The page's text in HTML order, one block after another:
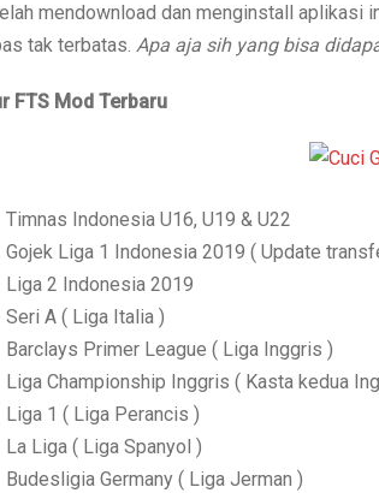
mendownload dan menginstall aplikasi
tak terbatas. Apa aja sih yang bisa
FTS Mod Terbaru
Timnas Indonesia U16, U19 & U22
Gojek Liga 1 Indonesia 2019 ( Update
Liga 2 Indonesia 2019
Seri A ( Liga Italia )
Barclays Primer League ( Liga Inggris )
Liga Championship Inggris ( Kasta kedua
Liga 1 ( Liga Perancis )
La Liga ( Liga Spanyol )
Budesligia Germany ( Liga Jerman )